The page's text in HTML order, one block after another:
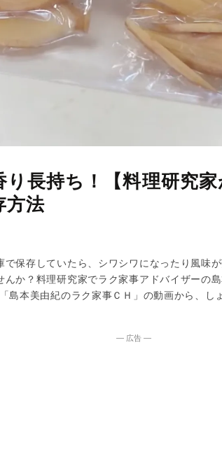
り長持ち！【料理研究
方法
で保存していたら、シワシワになったり風
んか？料理研究家でラク家事アドバイザーの
島本美由紀のラク家事ＣＨ」の動画から、し
― 広告 ―